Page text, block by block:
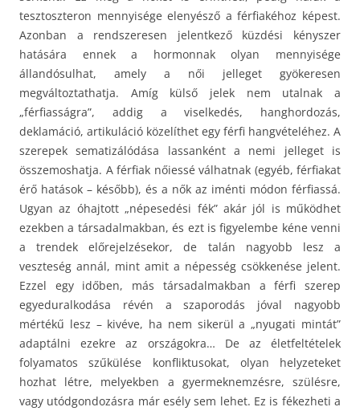
tesztoszteron mennyisége elenyésző a férfiakéhoz képest.
Azonban a rendszeresen jelentkező küzdési kényszer
hatására ennek a hormonnak olyan mennyisége
állandósulhat, amely a női jelleget gyökeresen
megváltoztathatja. Amíg külső jelek nem utalnak a
„férfiasságra”, addig a viselkedés, hanghordozás,
deklamáció, artikuláció közelíthet egy férfi hangvételéhez. A
szerepek sematizálódása lassanként a nemi jelleget is
összemoshatja. A férfiak nőiessé válhatnak (egyéb, férfiakat
érő hatások – később), és a nők az iménti módon férfiassá.
Ugyan az óhajtott „népesedési fék” akár jól is működhet
ezekben a társadalmakban, és ezt is figyelembe kéne venni
a trendek előrejelzésekor, de talán nagyobb lesz a
veszteség annál, mint amit a népesség csökkenése jelent.
Ezzel egy időben, más társadalmakban a férfi szerep
egyeduralkodása révén a szaporodás jóval nagyobb
mértékű lesz – kivéve, ha nem sikerül a „nyugati mintát”
adaptálni ezekre az országokra… De az életfeltételek
folyamatos szűkülése konfliktusokat, olyan helyzeteket
hozhat létre, melyekben a gyermeknemzésre, szülésre,
vagy utódgondozásra már esély sem lehet. Ez is fékezheti a